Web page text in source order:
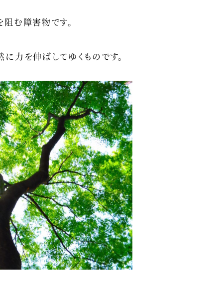
む障害物です。
力を伸ばしてゆくものです。